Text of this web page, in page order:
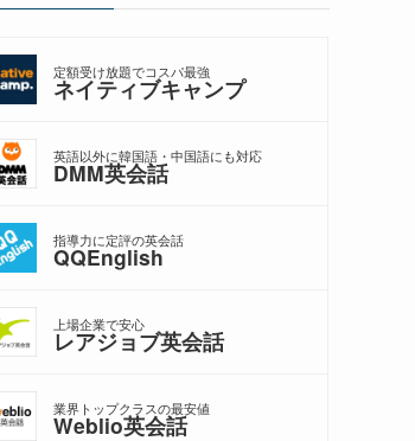
定額受け放題でコスパ最強
ネイティブキャンプ
英語以外に韓国語・中国語にも対応
DMM英会話
指導力に定評の英会話
QQEnglish
上場企業で安心
レアジョブ英会話
業界トップクラスの最安値
Weblio英会話